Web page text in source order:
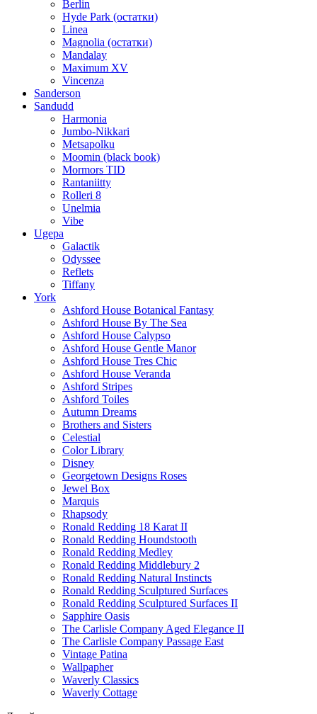
Berlin
Hyde Park (остатки)
Linea
Magnolia (остатки)
Mandalay
Maximum XV
Vincenza
Sanderson
Sandudd
Harmonia
Jumbo-Nikkari
Metsapolku
Moomin (black book)
Mormors TID
Rantaniitty
Rolleri 8
Unelmia
Vibe
Ugepa
Galactik
Odyssee
Reflets
Tiffany
York
Ashford House Botanical Fantasy
Ashford House By The Sea
Ashford House Calypso
Ashford House Gentle Manor
Ashford House Tres Chic
Ashford House Veranda
Ashford Stripes
Ashford Toiles
Autumn Dreams
Brothers and Sisters
Celestial
Color Library
Disney
Georgetown Designs Roses
Jewel Box
Marquis
Rhapsody
Ronald Redding 18 Karat II
Ronald Redding Houndstooth
Ronald Redding Medley
Ronald Redding Middlebury 2
Ronald Redding Natural Instincts
Ronald Redding Sculptured Surfaces
Ronald Redding Sculptured Surfaces II
Sapphire Oasis
The Carlisle Company Aged Elegance II
The Carlisle Company Passage East
Vintage Patina
Wallpapher
Waverly Classics
Waverly Cottage